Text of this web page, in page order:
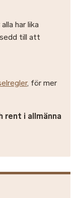
har lika
till att
, för mer
rent i allmänna